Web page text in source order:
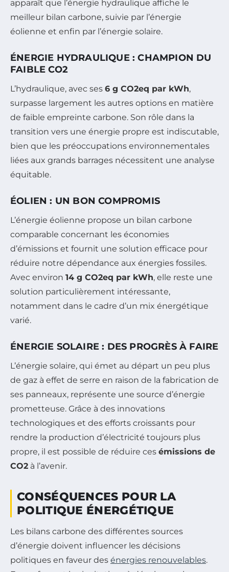
apparaît que l’énergie hydraulique affiche le
meilleur bilan carbone, suivie par l’énergie
éolienne et enfin par l’énergie solaire.
ÉNERGIE HYDRAULIQUE : CHAMPION DU
FAIBLE CO2
L’hydraulique, avec ses 6 g CO2eq par kWh,
surpasse largement les autres options en matière
de faible empreinte carbone. Son rôle dans la
transition vers une énergie propre est indiscutable,
bien que les préoccupations environnementales
liées aux grands barrages nécessitent une analyse
équitable.
ÉOLIEN : UN BON COMPROMIS
L’énergie éolienne propose un bilan carbone
comparable concernant les économies
d’émissions et fournit une solution efficace pour
réduire notre dépendance aux énergies fossiles.
Avec environ 14 g CO2eq par kWh, elle reste une
solution particulièrement intéressante,
notamment dans le cadre d’un mix énergétique
varié.
ÉNERGIE SOLAIRE : DES PROGRÈS À FAIRE
L’énergie solaire, qui émet au départ un peu plus
de gaz à effet de serre en raison de la fabrication de
ses panneaux, représente une source d’énergie
prometteuse. Grâce à des innovations
technologiques et des efforts croissants pour
rendre la production d’électricité toujours plus
propre, il est possible de réduire ces émissions de
CO2 à l’avenir.
CONSÉQUENCES POUR LA
POLITIQUE ÉNERGÉTIQUE
Les bilans carbone des différentes sources
d’énergie doivent influencer les décisions
politiques en faveur des énergies renouvelables.